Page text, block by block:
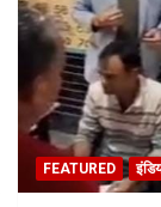
FEATURED